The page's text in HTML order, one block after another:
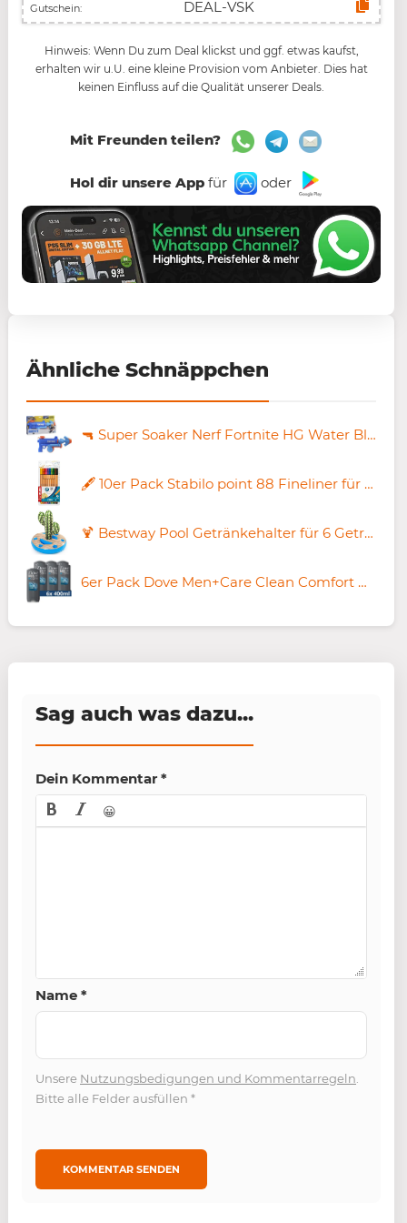
Gutschein:
Hinweis: Wenn Du zum Deal klickst und ggf. etwas kaufst,
erhalten wir u.U. eine kleine Provision vom Anbieter. Dies hat
keinen Einfluss auf die Qualität unserer Deals.
Mit Freunden teilen?
Hol dir unsere Appfür oder
Ähnliche Schnäppchen
🔫 Super Soaker Nerf Fortnite HG Water Blaster ab 8,78€ (statt 17€)
🖋️ 10er Pack Stabilo point 88 Fineliner für 4,99€ (statt 10€)
🍹 Bestway Pool Getränkehalter für 6 Getränke für 11,92€ (statt 16€)
6er Pack Dove Men+Care Clean Comfort Duschgel je 400ml für 18,84€ (statt 23€)
Sag auch was dazu...
Dein Kommentar *
😀
Name *
Unsere Nutzungsbedigungen und Kommentarregeln
Bitte alle Felder ausfüllen *